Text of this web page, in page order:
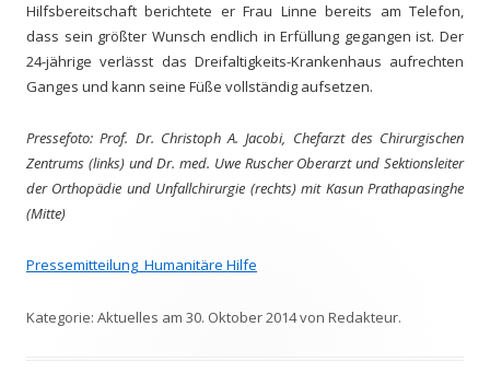
Hilfsbereitschaft berichtete er Frau Linne bereits am Telefon,
dass sein größter Wunsch endlich in Erfüllung gegangen ist. Der
24-jährige verlässt das Dreifaltigkeits-Krankenhaus aufrechten
Ganges und kann seine Füße vollständig aufsetzen.
Pressefoto: Prof. Dr. Christoph A. Jacobi, Chefarzt des Chirurgischen
Zentrums (links) und Dr. med. Uwe Ruscher Oberarzt und Sektionsleiter
der Orthopädie und Unfallchirurgie (rechts) mit Kasun Prathapasinghe
(Mitte)
Pressemitteilung_Humanitäre Hilfe
Kategorie: Aktuelles am 30. Oktober 2014von Redakteur.